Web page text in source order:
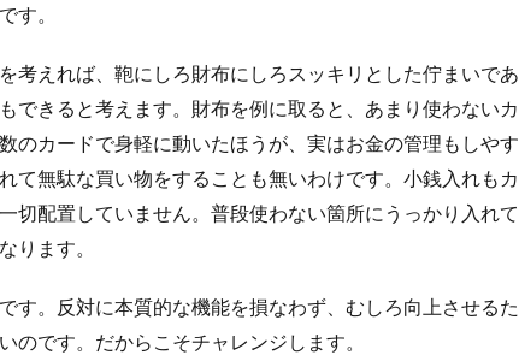
す。
考えれば、鞄にしろ財布にしろスッキリとした佇まいで
できると考えます。財布を例に取ると、あまり使わない
のカードで身軽に動いたほうが、実はお金の管理もしやす
て無駄な買い物をすることも無いわけです。小銭入れも
切配置していません。普段使わない箇所にうっかり入れ
ります。
す。反対に本質的な機能を損なわず、むしろ向上させる
のです。だからこそチャレンジします。